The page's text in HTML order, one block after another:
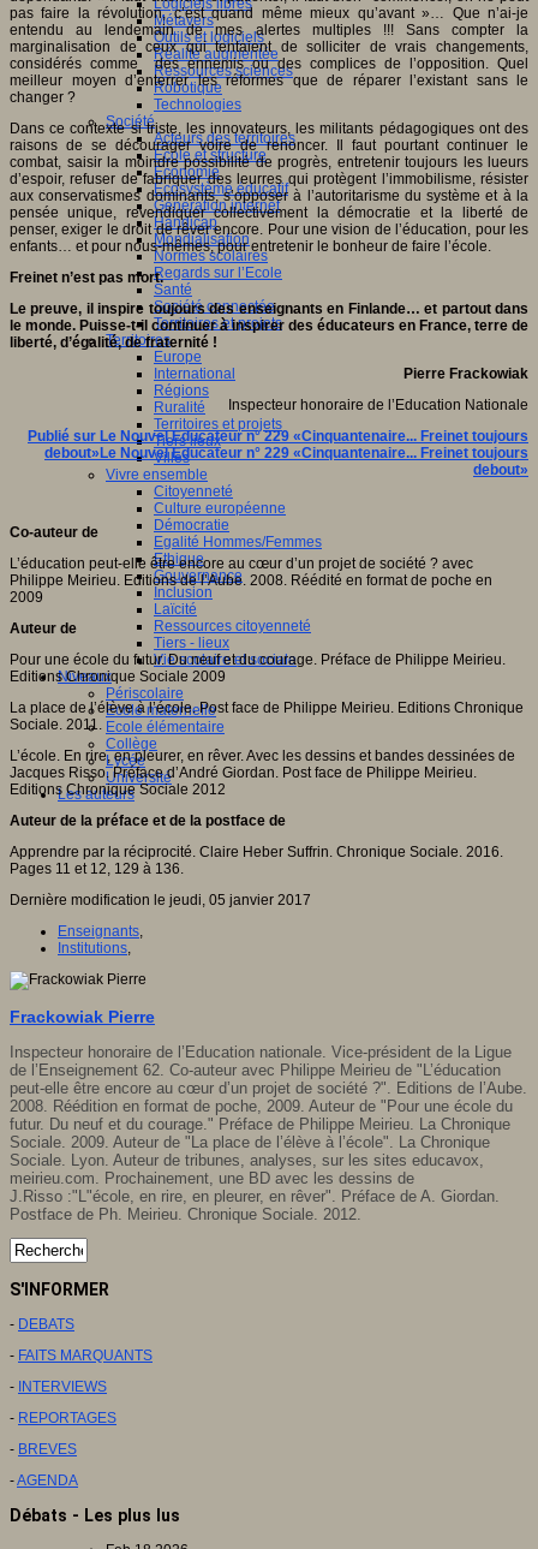
Logiciels libres
Métavers
Outils et logiciels
Réalité augmentée
Ressources sciences
Robotique
Technologies
Société
Acteurs des territoires
Ecole et structure
Economie
Ecosystème éducatif
Génération internet
Handicap
Mondialisation
Normes scolaires
Regards sur l’Ecole
Santé
Société connectée
Territoires et projets
Territoires
Europe
International
Régions
Ruralité
Territoires et projets
Tiers lieux
Villes
Vivre ensemble
Citoyenneté
Culture européenne
Démocratie
Egalité Hommes/Femmes
Ethique
Gouvernance
Inclusion
Laïcité
Ressources citoyenneté
Tiers - lieux
Vie scolaire et sociale
Niveaux
Périscolaire
Ecole maternelle
Ecole élémentaire
Collège
Lycée
Université
Les auteurs
pas faire la révolution, c’est quand même mieux qu’avant »… Que n’ai-je
entendu au lendemain de mes alertes multiples !!! Sans compter la
marginalisation de ceux qui tentaient de solliciter de vrais changements,
considérés comme des ennemis ou des complices de l’opposition. Quel
meilleur moyen d’enterrer les réformes que de réparer l’existant sans le
changer ?
Dans ce contexte si triste, les innovateurs, les militants pédagogiques ont des
raisons de se décourager voire de renoncer. Il faut pourtant continuer le
combat, saisir la moindre possibilité de progrès, entretenir toujours les lueurs
d’espoir, refuser de fabriquer des leurres qui protègent l’immobilisme, résister
aux conservatismes dominants, s’opposer à l’autoritarisme du système et à la
pensée unique, revendiquer collectivement la démocratie et la liberté de
penser, exiger le droit de rêver encore. Pour une vision de l’éducation, pour les
enfants… et pour nous-mêmes, pour entretenir le bonheur de faire l’école.
Freinet n’est pas mort.
Le preuve, il inspire toujours des enseignants en Finlande… et partout dans
le monde. Puisse-t-il continuer à inspirer des éducateurs en France, terre de
liberté, d’égalité, de fraternité !
Pierre Frackowiak
Inspecteur honoraire de l’Education Nationale
Publié sur Le Nouvel Educateur n° 229 «Cinquantenaire... Freinet toujours
debout»Le Nouvel Educateur n° 229 «Cinquantenaire... Freinet toujours
debout»
Co-auteur de
L’éducation peut-elle être encore au cœur d’un projet de société ? avec
Philippe Meirieu. Editions de l’Aube. 2008. Réédité en format de poche en
2009
Auteur de
Pour une école du futur. Du neuf et du courage. Préface de Philippe Meirieu.
Editions Chronique Sociale 2009
La place de l’élève à l’école. Post face de Philippe Meirieu. Editions Chronique
Sociale. 2011.
L’école. En rire, en pleurer, en rêver. Avec les dessins et bandes dessinées de
Jacques Risso. Préface d’André Giordan. Post face de Philippe Meirieu.
Editions Chronique Sociale 2012
Auteur de la préface et de la postface de
Apprendre par la réciprocité. Claire Heber Suffrin. Chronique Sociale. 2016.
Pages 11 et 12, 129 à 136.
Dernière modification le jeudi, 05 janvier 2017
Enseignants,
Institutions,
Frackowiak Pierre
Inspecteur honoraire de l’Education nationale. Vice-président de la Ligue
de l’Enseignement 62. Co-auteur avec Philippe Meirieu de "L’éducation
peut-elle être encore au cœur d’un projet de société ?". Editions de l’Aube.
2008. Réédition en format de poche, 2009. Auteur de "Pour une école du
futur. Du neuf et du courage." Préface de Philippe Meirieu. La Chronique
Sociale. 2009. Auteur de "La place de l’élève à l’école". La Chronique
Sociale. Lyon. Auteur de tribunes, analyses, sur les sites educavox,
meirieu.com. Prochainement, une BD avec les dessins de
J.Risso :"L"école, en rire, en pleurer, en rêver". Préface de A. Giordan.
Postface de Ph. Meirieu. Chronique Sociale. 2012.
S'INFORMER
- DEBATS
- FAITS MARQUANTS
- INTERVIEWS
- REPORTAGES
- BREVES
-AGENDA
Débats - Les plus lus